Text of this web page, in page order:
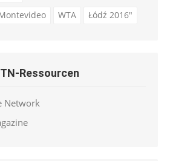
WTA Łódź 2016"
Ressourcen
Network